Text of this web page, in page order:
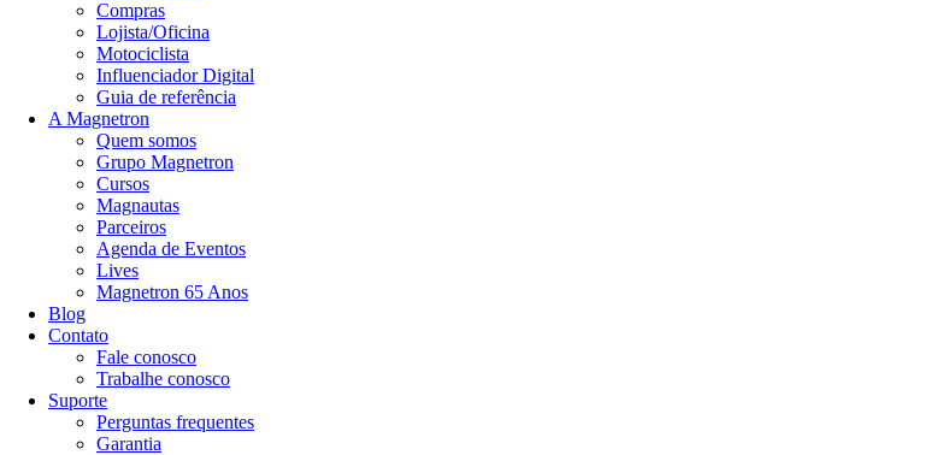
Compras
Lojista/Oficina
Motociclista
Influenciador Digital
Guia de referência
A Magnetron
Quem somos
Grupo Magnetron
Cursos
Magnautas
Parceiros
Agenda de Eventos
Lives
Magnetron 65 Anos
Blog
Contato
Fale conosco
Trabalhe conosco
Suporte
Perguntas frequentes
Garantia